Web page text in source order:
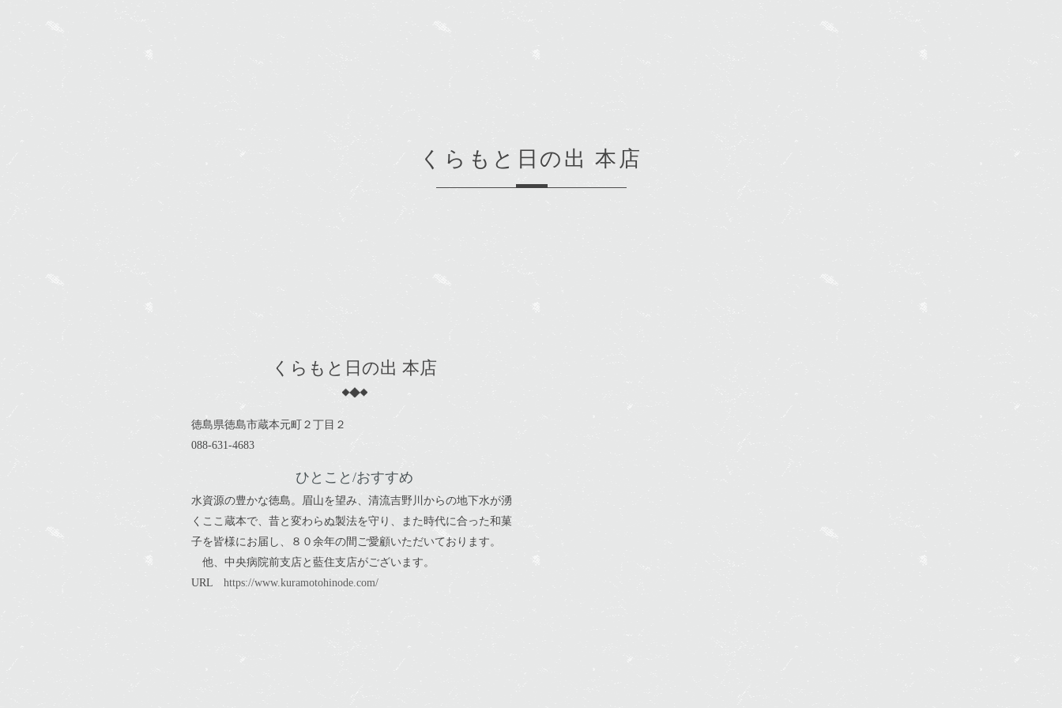
くらもと日の出 本店
くらもと日の出 本店
徳島県徳島市蔵本元町２丁目２
088-631-4683
ひとこと/おすすめ
水資源の豊かな徳島。眉山を望み、清流吉野川からの地下水が湧
くここ蔵本で、昔と変わらぬ製法を守り、また時代に合った和菓
子を皆様にお届し、８０余年の間ご愛顧いただいております。
他、中央病院前支店と藍住支店がございます。
URL https://www.kuramotohinode.com/